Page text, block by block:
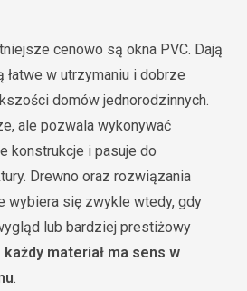
cenowo są okna PVC. Dają
w utrzymaniu i dobrze
domów jednorodzinnych.
ale pozwala wykonywać
konstrukcje i pasuje do
Drewno oraz rozwiązania
wybiera się zwykle wtedy, gdy
lub bardziej prestiżowy
każdy materiał ma sens w
.